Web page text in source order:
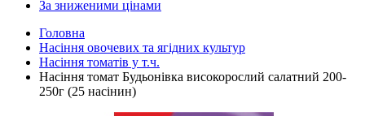
За зниженими цінами
Головна
Насіння овочевих та ягідних культур
Насіння томатів у т.ч.
Насіння томат Будьонівка високорослий салатний 200-
250г (25 насінин)